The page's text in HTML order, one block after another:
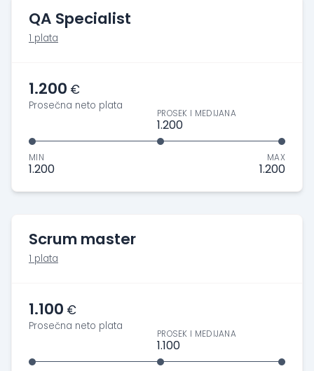
QA Specialist
1 plata
1.200 €
Prosečna neto plata
MIN
1.200
PROSEK I MEDIJANA
1.200
MAX
1.200
Scrum master
1 plata
1.100 €
Prosečna neto plata
PROSEK I MEDIJANA
1.100